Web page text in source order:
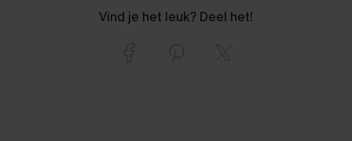
Vind je het leuk? Deel het!